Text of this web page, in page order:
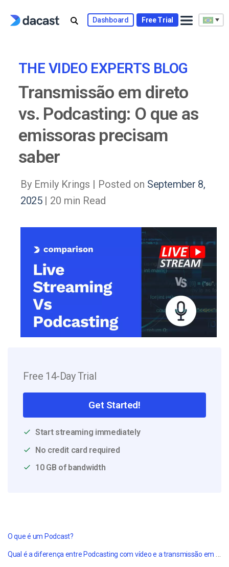
Dashboard Free Trial
THE VIDEO EXPERTS BLOG
Transmissão em direto
vs. Podcasting: O que as
emissoras precisam
saber
By Emily Krings | Posted on September 8,
2025| 20 min Read
Free 14-Day Trial
Get Started!
Start streaming immediately
No credit card required
10 GB of bandwidth
O que é um Podcast?
Qual é a diferença entre Podcasting com vídeoe a transmissão em direto?